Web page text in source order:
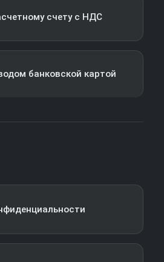
счету с НДС
банковской картой